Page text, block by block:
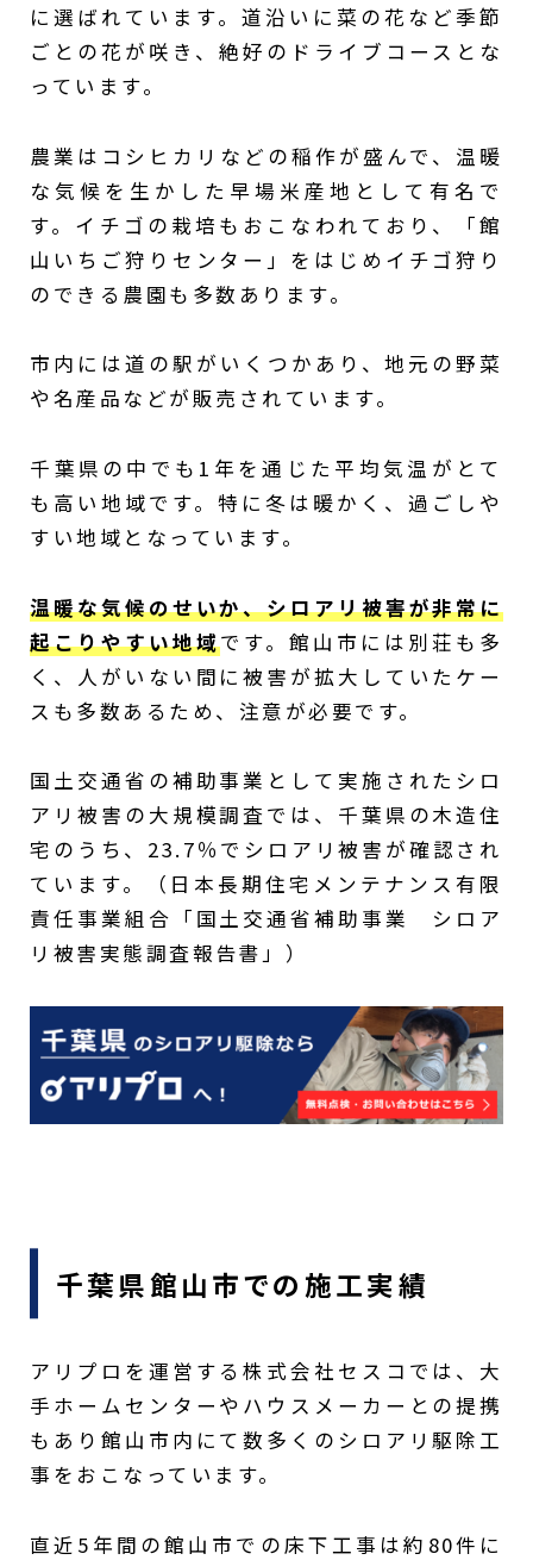
に選ばれています。道沿いに菜の花など季節
ごとの花が咲き、絶好のドライブコースとな
っています。
農業はコシヒカリなどの稲作が盛んで、温暖
な気候を生かした早場米産地として有名で
す。イチゴの栽培もおこなわれており、「館
山いちご狩りセンター」をはじめイチゴ狩り
のできる農園も多数あります。
市内には道の駅がいくつかあり、地元の野菜
や名産品などが販売されています。
千葉県の中でも1年を通じた平均気温がとて
も高い地域です。特に冬は暖かく、過ごしや
すい地域となっています。
温暖な気候のせいか、シロアリ被害が非常に
起こりやすい地域です。館山市には別荘も多
く、人がいない間に被害が拡大していたケー
スも多数あるため、注意が必要です。
国土交通省の補助事業として実施されたシロ
アリ被害の大規模調査では、千葉県の木造住
宅のうち、23.7％でシロアリ被害が確認され
ています。（日本長期住宅メンテナンス有限
責任事業組合「国土交通省補助事業 シロア
リ被害実態調査報告書」）
千葉県館山市での施工実績
アリプロを運営する株式会社セスコでは、大
手ホームセンターやハウスメーカーとの提携
もあり館山市内にて数多くのシロアリ駆除工
事をおこなっています。
直近5年間の館山市での床下工事は約80件に